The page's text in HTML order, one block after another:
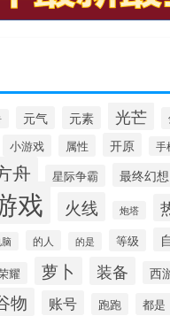
元气 元素 光芒
小游戏 属性 开原 手
舟 星际争霸 最终幻想
戏 火线 炮塔
的人 的是 等级
耀 萝卜 装备 西
物 账号 跑跑 都是